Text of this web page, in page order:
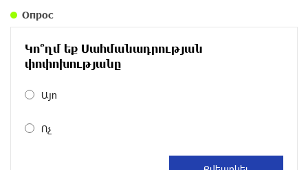
около одного месяца назад
Размик Марукян стал обладателем бронзовой
избежать энергодефицита в Армении: Алексей
Опрос
Կո՞ղմ եք Սահմանադրության
փոփոխությանը
Այո
Ոչ